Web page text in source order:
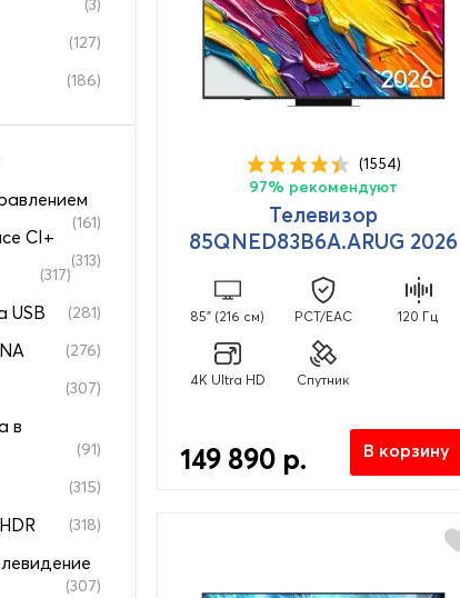
(3)
(127)
(186)
(161)
CI+
(313)
(317)
USB (281)
(276)
(307)
в
(91)
(315)
(318)
(307)
(1554)
97% рекомендуют
Телевизор
85QNED83B6A.ARUG 2026
85" (216 см) PCT/EAC 120 Гц
4K Ultra HD Спутник
149 890 р. В корзину